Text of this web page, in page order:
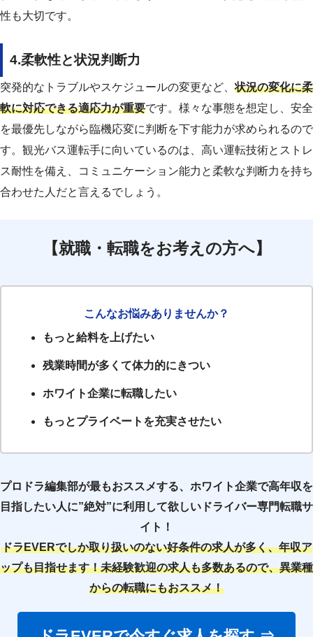
性も大切です。
4.柔軟性と状況判断力
突発的なトラブルやスケジュールの変更など、状況の変化に柔
軟に対応できる適応力が重要です。様々な事態を想定し、安全
を最優先しながら臨機応変に判断を下す能力が求められるので
す。 観光バス運転手に向いているのは、高い運転技術とストレ
ス耐性を備え、コミュニケーション能力と柔軟な判断力を持ち
合わせた人だと言えるでしょう。
【就職・転職をお考えの方へ】
こんなお悩みありませんか？
もっと給料を上げたい
残業時間が多くて体力的にきつい
ホワイト企業に転職したい
もっとプライベートを充実させたい
プロドラ編集部が最もおススメする、ホワイト企業で高年収を
目指したい人に”絶対”に利用して欲しいドライバー専門転職サ
イト！
ドラEVERでしか取り扱いのない好条件の求人が多く、年収ア
ップも目指せます！未経験歓迎の求人も多数あるので、異業種
からの転職にもおススメ！